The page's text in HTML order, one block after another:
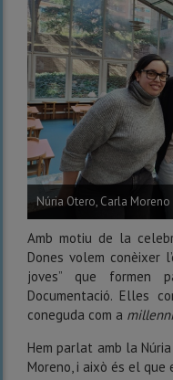
Núria Otero, Carla Moreno
Amb motiu de la
Dones volem conèixer
joves” que formen
Documentació. Elles
coneguda com a
Hem parlat amb la
Moreno, i això és el que